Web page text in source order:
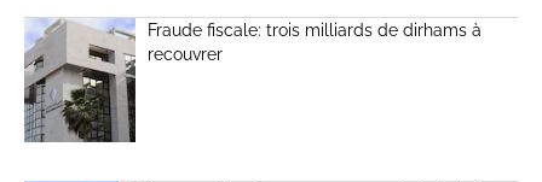
Fraude fiscale: trois milliards de dirhams à
recouvrer